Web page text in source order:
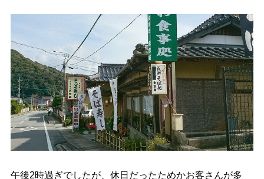
午後2時過ぎでしたが、休日だったためかお客さんが多